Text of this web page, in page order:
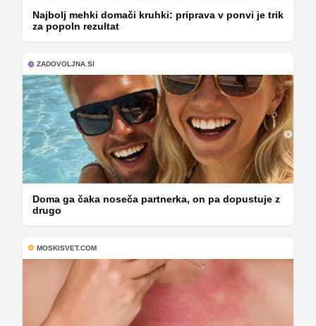
Najbolj mehki domači kruhki: priprava v ponvi je trik
za popoln rezultat
ZADOVOLJNA.SI
Doma ga čaka noseča partnerka, on pa dopustuje z
drugo
MOSKISVET.COM